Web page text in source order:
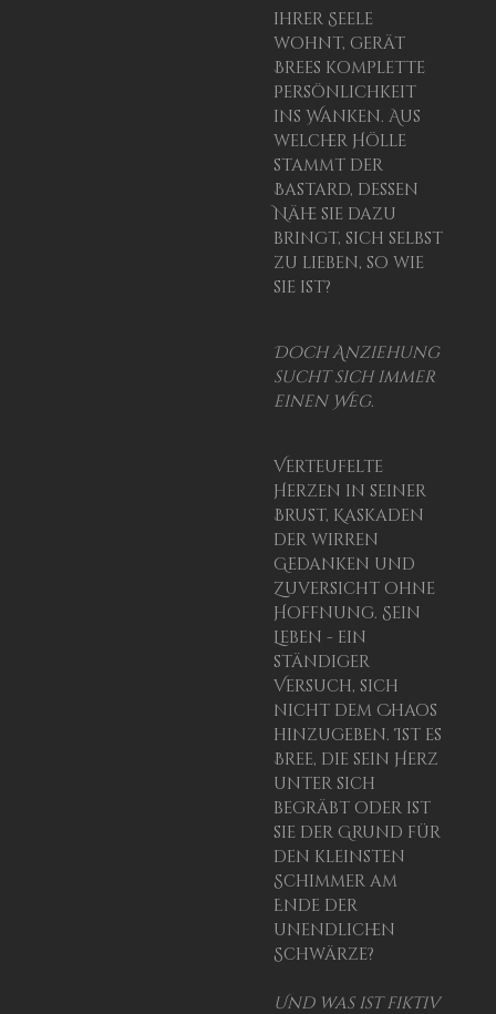
ihrer Seele
wohnt, gerät
Brees komplette
Persönlichkeit
ins Wanken. Aus
welcher Hölle
stammt der
Bastard, dessen
Nähe sie dazu
bringt, sich selbst
zu lieben, so wie
sie ist?
Doch Anziehung
sucht sich immer
einen Weg.
Verteufelte
Herzen in seiner
Brust, Kaskaden
der wirren
Gedanken und
Zuversicht ohne
Hoffnung. Sein
Leben - ein
ständiger
Versuch, sich
nicht dem Chaos
hinzugeben. Ist es
Bree, die sein Herz
unter sich
begräbt oder ist
sie der Grund für
den kleinsten
Schimmer am
Ende der
unendlichen
Schwärze?
Und was ist fiktiv